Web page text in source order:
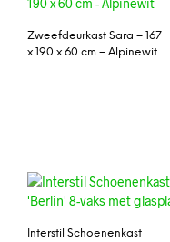
Zweefdeurkast Sara – 167
x 190 x 60 cm – Alpinewit
Interstil Schoenenkast